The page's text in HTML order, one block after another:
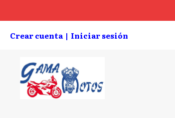
Crear cuenta | Iniciar sesión